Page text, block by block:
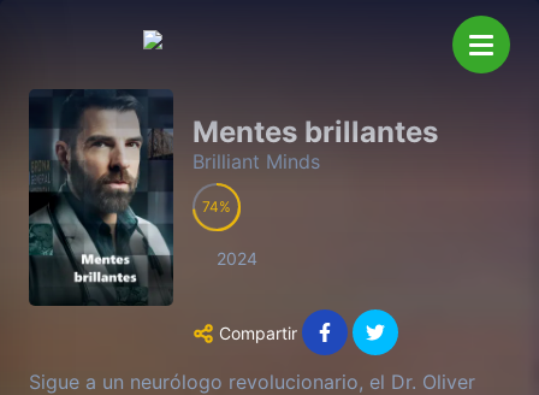
Mentes brillantes
Brilliant Minds
74
2024
Compartir
Sigue a un neurólogo revolucionario, el Dr. Oliver